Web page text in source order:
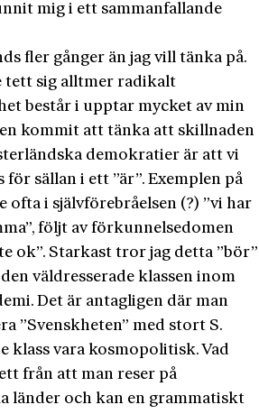
mig i ett sammanfallande
fler gånger än jag vill tänka på.
tett sig alltmer radikalt
består i upptar mycket av min
kommit att tänka att skillnaden
demokratier är att vi
sällan i ett ”är”. Exemplen på
i självförebråelsen (?) ”vi har
följt av förkunnelsedomen
ok”. Starkast tror jag detta ”bör”
väldresserade klassen inom
Det är antagligen där man
”Svenskheten” med stort S.
klass vara kosmopolitisk. Vad
från att man reser på
länder och kan en grammatiskt